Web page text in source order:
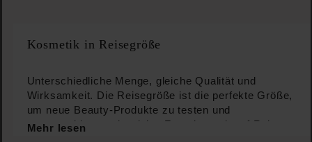
Kosmetik in Reisegröße
Unterschiedliche Menge, gleiche Qualität und
Wirksamkeit. Die Reisegröße ist die perfekte Größe,
um neue Beauty-Produkte zu testen und
auszuprobieren oder deine Favoriten mit auf Reisen
Mehr lesen